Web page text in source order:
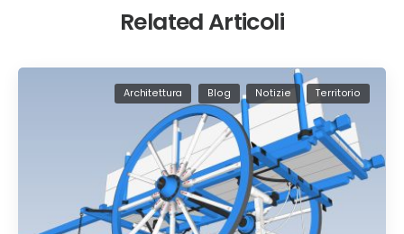
Related Articoli
Architettura Blog Notizie Territorio